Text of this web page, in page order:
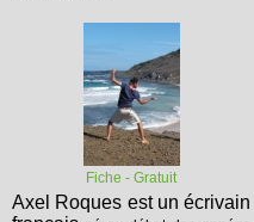
Fiche - Gratuit
Axel Roques est un écrivain